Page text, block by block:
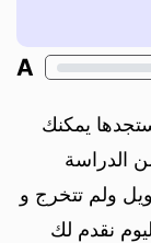
A
يمكنك
الدراسة
ولم تتخرج و
نقدم لك